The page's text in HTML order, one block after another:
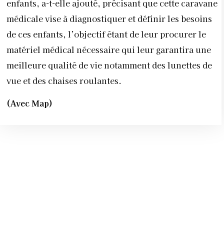
enfants, a-t-elle ajouté, précisant que cette caravane
médicale vise à diagnostiquer et définir les besoins
de ces enfants, l’objectif étant de leur procurer le
matériel médical nécessaire qui leur garantira une
meilleure qualité de vie notamment des lunettes de
vue et des chaises roulantes.
(Avec Map)